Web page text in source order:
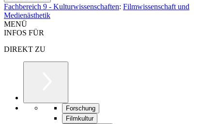
Fachbereich 9 - Kulturwissenschaften: Filmwissenschaft und
Medienästhetik
MENÜ
INFOS FÜR
DIREKT ZU
Forschung
Filmkultur